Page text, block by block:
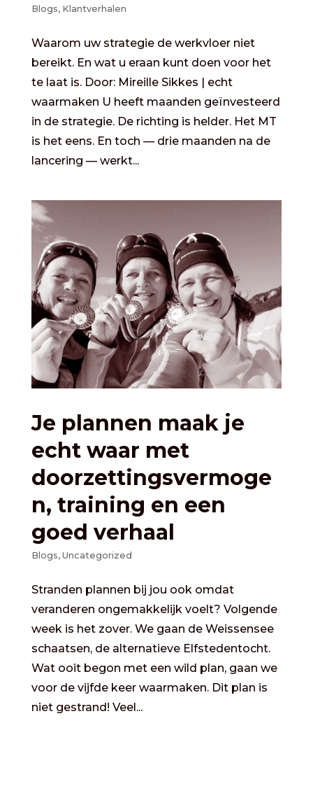
Blogs, Klantverhalen
Waarom uw strategie de werkvloer niet
bereikt. En wat u eraan kunt doen voor het
te laat is. Door: Mireille Sikkes | echt
waarmaken U heeft maanden geïnvesteerd
in de strategie. De richting is helder. Het MT
is het eens. En toch — drie maanden na de
lancering — werkt...
Je plannen maak je
echt waar met
doorzettingsvermoge
n, training en een
goed verhaal
Blogs, Uncategorized
Stranden plannen bij jou ook omdat
veranderen ongemakkelijk voelt? Volgende
week is het zover. We gaan de Weissensee
schaatsen, de alternatieve Elfstedentocht.
Wat ooit begon met een wild plan, gaan we
voor de vijfde keer waarmaken. Dit plan is
niet gestrand! Veel...